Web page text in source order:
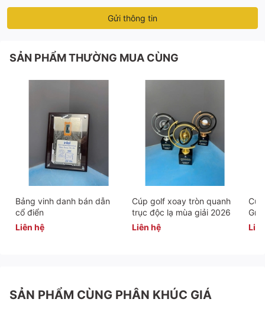
Gửi thông tin
SẢN PHẨM THƯỜNG MUA CÙNG
Bảng vinh danh bán dẫn
cổ điển
Liên hệ
Cúp golf xoay tròn quanh
trục độc lạ mùa giải 2026
Liên hệ
SẢN PHẨM CÙNG PHÂN KHÚC GIÁ